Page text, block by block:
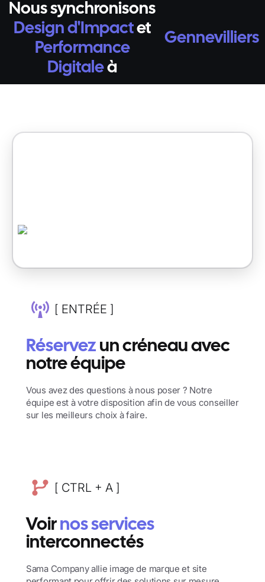
Nous synchronisons
Design d'Impactet
Performance
Digitaleà
Gennevilliers
[ ENTRÉE ]
Réservez un créneau avec
notre équipe
Vous avez des questions à nous poser ? Notre
équipe est à votre disposition afin de vous conseiller
sur les meilleurs choix à faire.
[ CTRL + A ]
Voir nos services
interconnectés
Sama Company allie image de marque et site